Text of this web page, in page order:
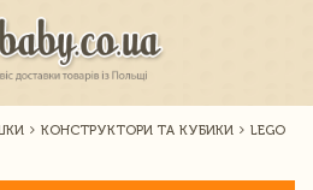
КОНСТРУКТОРИ ТА КУБИКИ
LEGO